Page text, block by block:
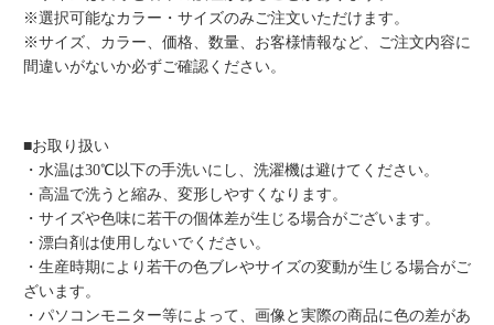
※選択可能なカラー・サイズのみご注文いただけます。
※サイズ、カラー、価格、数量、お客様情報など、ご注文内容に
間違いがないか必ずご確認ください。
■お取り扱い
・水温は30℃以下の手洗いにし、洗濯機は避けてください。
・高温で洗うと縮み、変形しやすくなります。
・サイズや色味に若干の個体差が生じる場合がございます。
・漂白剤は使用しないでください。
・生産時期により若干の色ブレやサイズの変動が生じる場合がご
ざいます。
・パソコンモニター等によって、画像と実際の商品に色の差があ